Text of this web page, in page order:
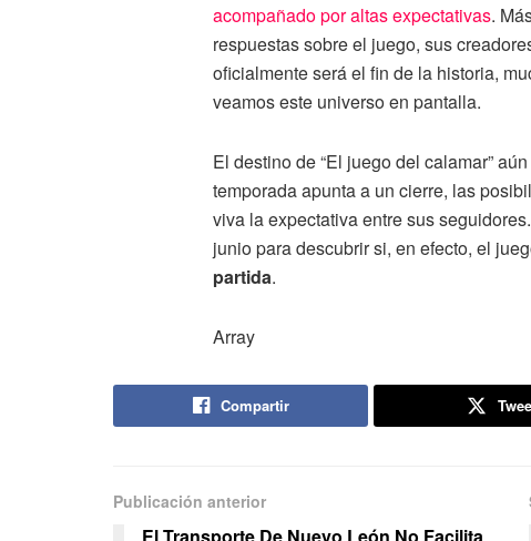
acompañado por altas expectativas.
respuestas sobre el juego, sus
oficialmente será el fin de la historia,
veamos este universo en pantalla.
El destino de “El juego del calamar”
temporada apunta a un cierre, las
viva la expectativa entre sus
junio para descubrir si, en efecto, el
partida.
Array
Compartir
Publicación anterior